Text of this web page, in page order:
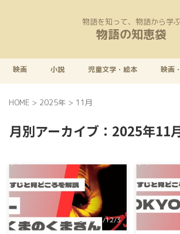
物語を知って、物語から学
物語の知恵袋
映画 小説 児童文学・絵本 映画
HOME > 2025年 > 11月
月別アーカイブ：2025年11
2025/12/3